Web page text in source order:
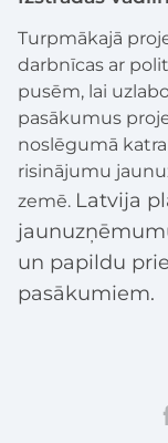
Turpmākajā
darbnīcas ar
pusēm, lai
pasākumus
noslēgumā
risinājumu
zemē. Latvija
un papildu
pasākumiem.